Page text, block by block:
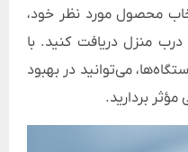
محصول مورد نظر خود،
منزل دریافت کنید. با
می‌توانید در بهبود
بردارید.